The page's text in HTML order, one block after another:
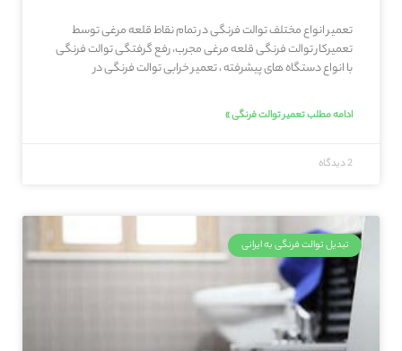
تعمیر انواع مختلف توالت فرنگی در تمام نقاط قلعه‌ مرغی توسط
تعمیرکار توالت فرنگی قلعه‌ مرغی مجرب، رفع گرفتگی توالت فرنگی
با انواع دستگاه های پیشرفته ، تعمیر خرابی توالت فرنگی در
ادامه مطلب تعمیر توالت فرنگی »
2 دیدگاه
تبدیل توالت فرنگی به ایرانی